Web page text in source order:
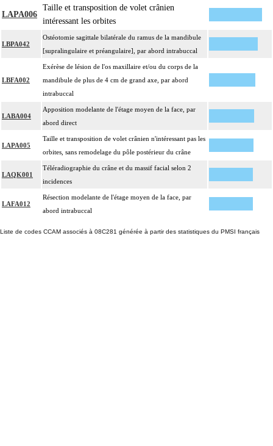
LAPA006
Taille et transposition de volet crânien
intéressant les orbites
LBPA042
Ostéotomie sagittale bilatérale du ramus de la mandibule
[supralingulaire et préangulaire], par abord intrabuccal
LBFA002
Exérèse de lésion de l'os maxillaire et/ou du corps de la
mandibule de plus de 4 cm de grand axe, par abord
intrabuccal
LABA004
Apposition modelante de l'étage moyen de la face, par
abord direct
LAPA005
Taille et transposition de volet crânien n'intéressant pas les
orbites, sans remodelage du pôle postérieur du crâne
LAQK001
Téléradiographie du crâne et du massif facial selon 2
incidences
LAFA012
Résection modelante de l'étage moyen de la face, par
abord intrabuccal
Liste de codes CCAM associés à 08C281 générée à partir des statistiques du PMSI français